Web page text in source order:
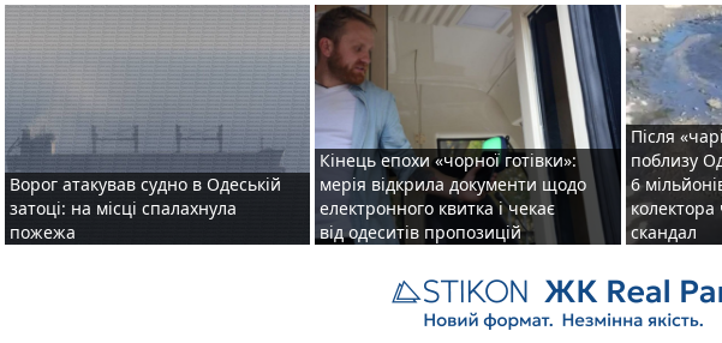
Ворог атакував судно в Одеській
затоці: на місці спалахнула
пожежа
Кінець епохи «чорної готівки»:
мерія відкрила документи щодо
електронного квитка і чекає
від одеситів пропозицій
Після
поблизу
6
скандал